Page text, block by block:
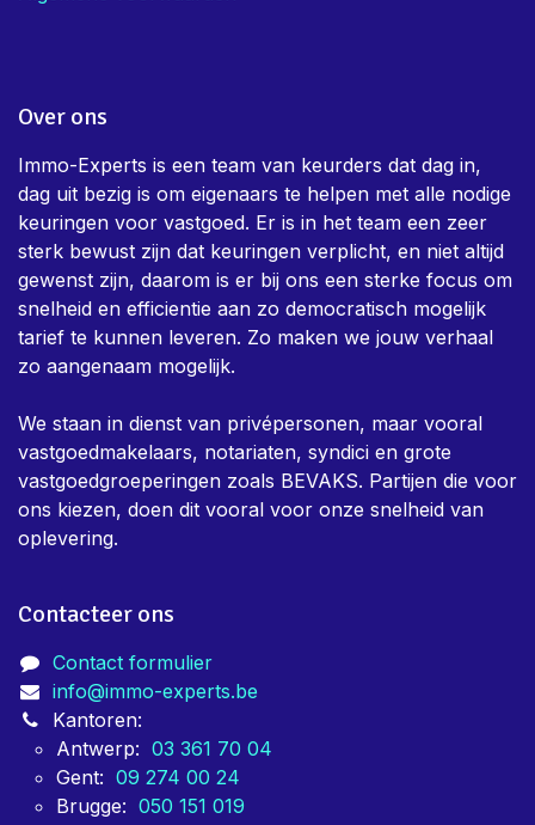
Home page
Stookolie of mazouttank
Privacy Policy
Algemene voorwaarden
Over ons
Immo-Experts is een team van keurders dat dag in,
dag uit bezig is om eigenaars te helpen met alle nodige
keuringen voor vastgoed. Er is in het team een zeer
sterk bewust zijn dat keuringen verplicht, en niet altijd
gewenst zijn, daarom is er bij ons een sterke focus om
snelheid en efficientie aan zo democratisch mogelijk
tarief te kunnen leveren. Zo maken we jouw verhaal
zo aangenaam mogelijk.
We staan in dienst van privépersonen, maar vooral
vastgoedgroeperingen zoals BEVAKS. Partijen die voor
ons kiezen, doen dit vooral voor onze snelheid van
oplevering.
Contacteer ons